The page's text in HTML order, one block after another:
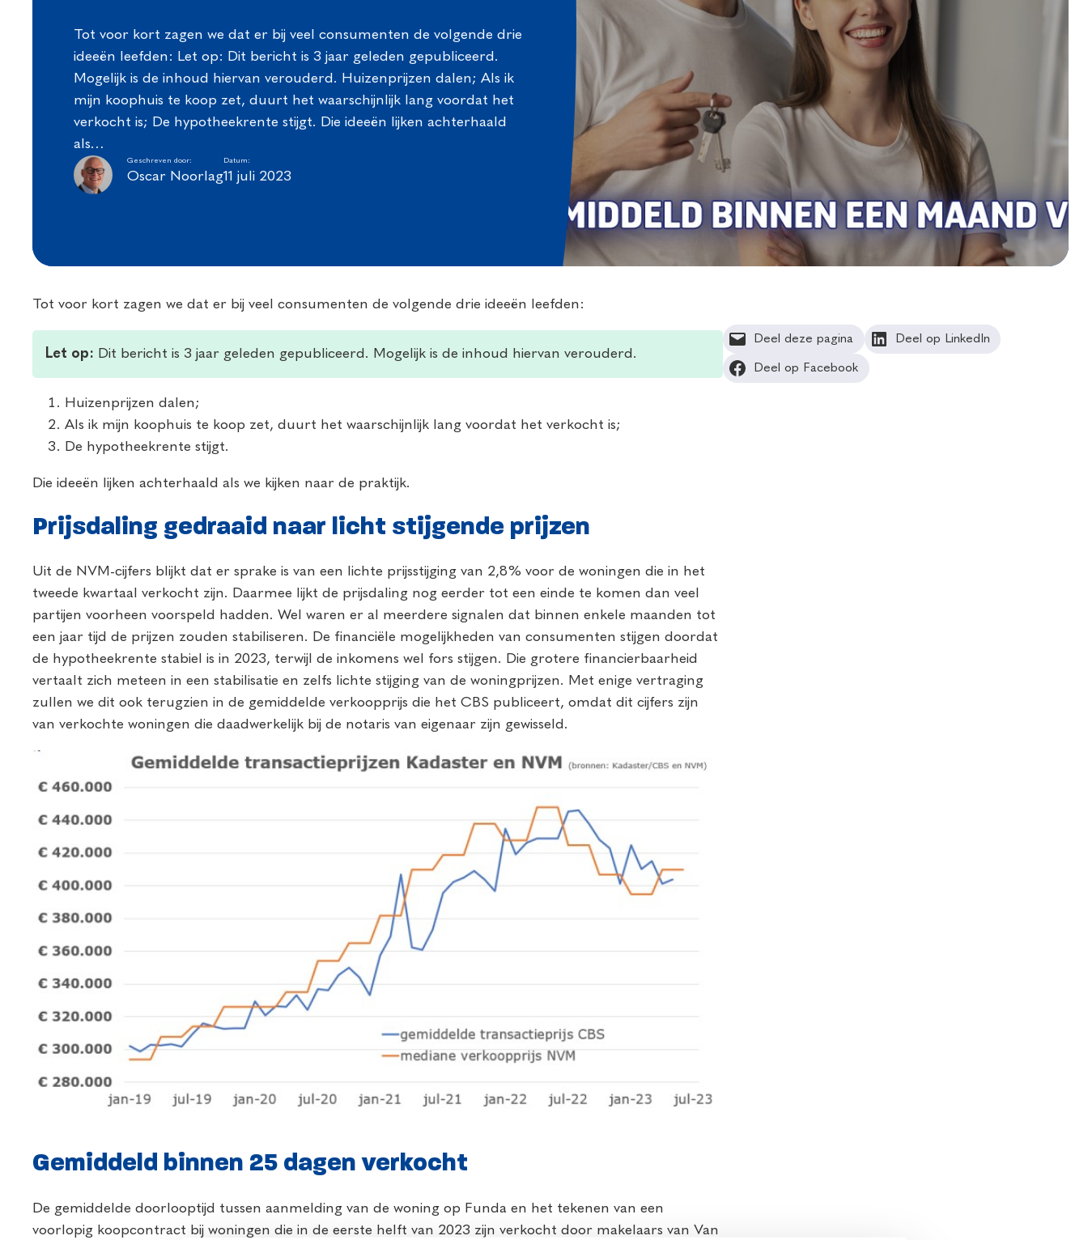
Tot voor kort zagen we dat er bij veel consumenten de volgende drie
ideeën leefden: Let op: Dit bericht is 3 jaar geleden gepubliceerd.
Mogelijk is de inhoud hiervan verouderd. Huizenprijzen dalen; Als ik
mijn koophuis te koop zet, duurt het waarschijnlijk lang voordat het
verkocht is; De hypotheekrente stijgt. Die ideeën lijken achterhaald
als…
Geschreven door:
Oscar Noorlag
Datum:
11 juli 2023
Tot voor kort zagen we dat er bij veel consumenten de volgende drie ideeën leefden:
Let op: Dit bericht is 3 jaar geleden gepubliceerd. Mogelijk is de inhoud hiervan verouderd.
Huizenprijzen dalen;
Als ik mijn koophuis te koop zet, duurt het waarschijnlijk lang voordat het verkocht is;
De hypotheekrente stijgt.
Die ideeën lijken achterhaald als we kijken naar de praktijk.
Prijsdaling gedraaid naar licht stijgende prijzen
Uit de NVM-cijfers blijkt dat er sprake is van een lichte prijsstijging van 2,8% voor de woningen die in het
tweede kwartaal verkocht zijn. Daarmee lijkt de prijsdaling nog eerder tot een einde te komen dan veel
partijen voorheen voorspeld hadden. Wel waren er al meerdere signalen dat binnen enkele maanden tot
een jaar tijd de prijzen zouden stabiliseren. De financiële mogelijkheden van consumenten stijgen doordat
de hypotheekrente stabiel is in 2023, terwijl de inkomens wel fors stijgen. Die grotere financierbaarheid
vertaalt zich meteen in een stabilisatie en zelfs lichte stijging van de woningprijzen. Met enige vertraging
zullen we dit ook terugzien in de gemiddelde verkoopprijs die het CBS publiceert, omdat dit cijfers zijn
van verkochte woningen die daadwerkelijk bij de notaris van eigenaar zijn gewisseld.
Gemiddeld binnen 25 dagen verkocht
De gemiddelde doorlooptijd tussen aanmelding van de woning op Funda en het tekenen van een
voorlopig koopcontract bij woningen die in de eerste helft van 2023 zijn verkocht door makelaars van Van
Deel deze pagina Deel op LinkedIn
Deel op Facebook